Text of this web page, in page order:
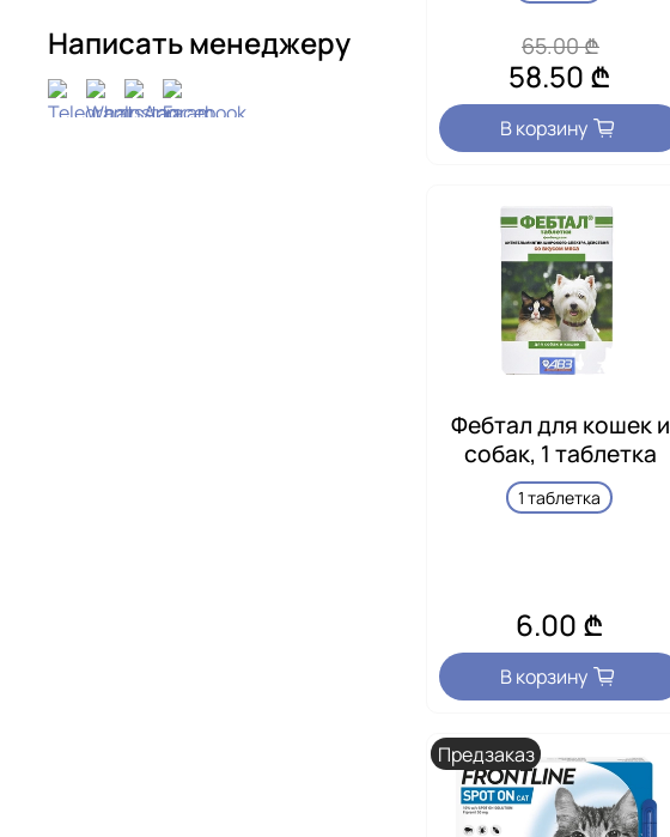
65.00 ₾
58.50 ₾
В корзину
Фебтал для кошек и
собак, 1 таблетка
1 таблетка
6.00 ₾
В корзину
Предзаказ
Написать менеджеру